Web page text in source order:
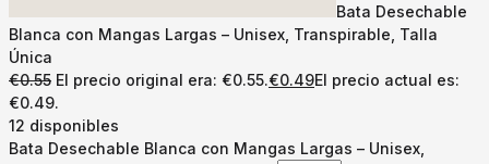
Bata Desechable
Blanca con Mangas Largas – Unisex, Transpirable, Talla
Única
€0.55 El precio original era: €0.55.€0.49El precio actual es:
€0.49.
12 disponibles
Bata Desechable Blanca con Mangas Largas – Unisex,